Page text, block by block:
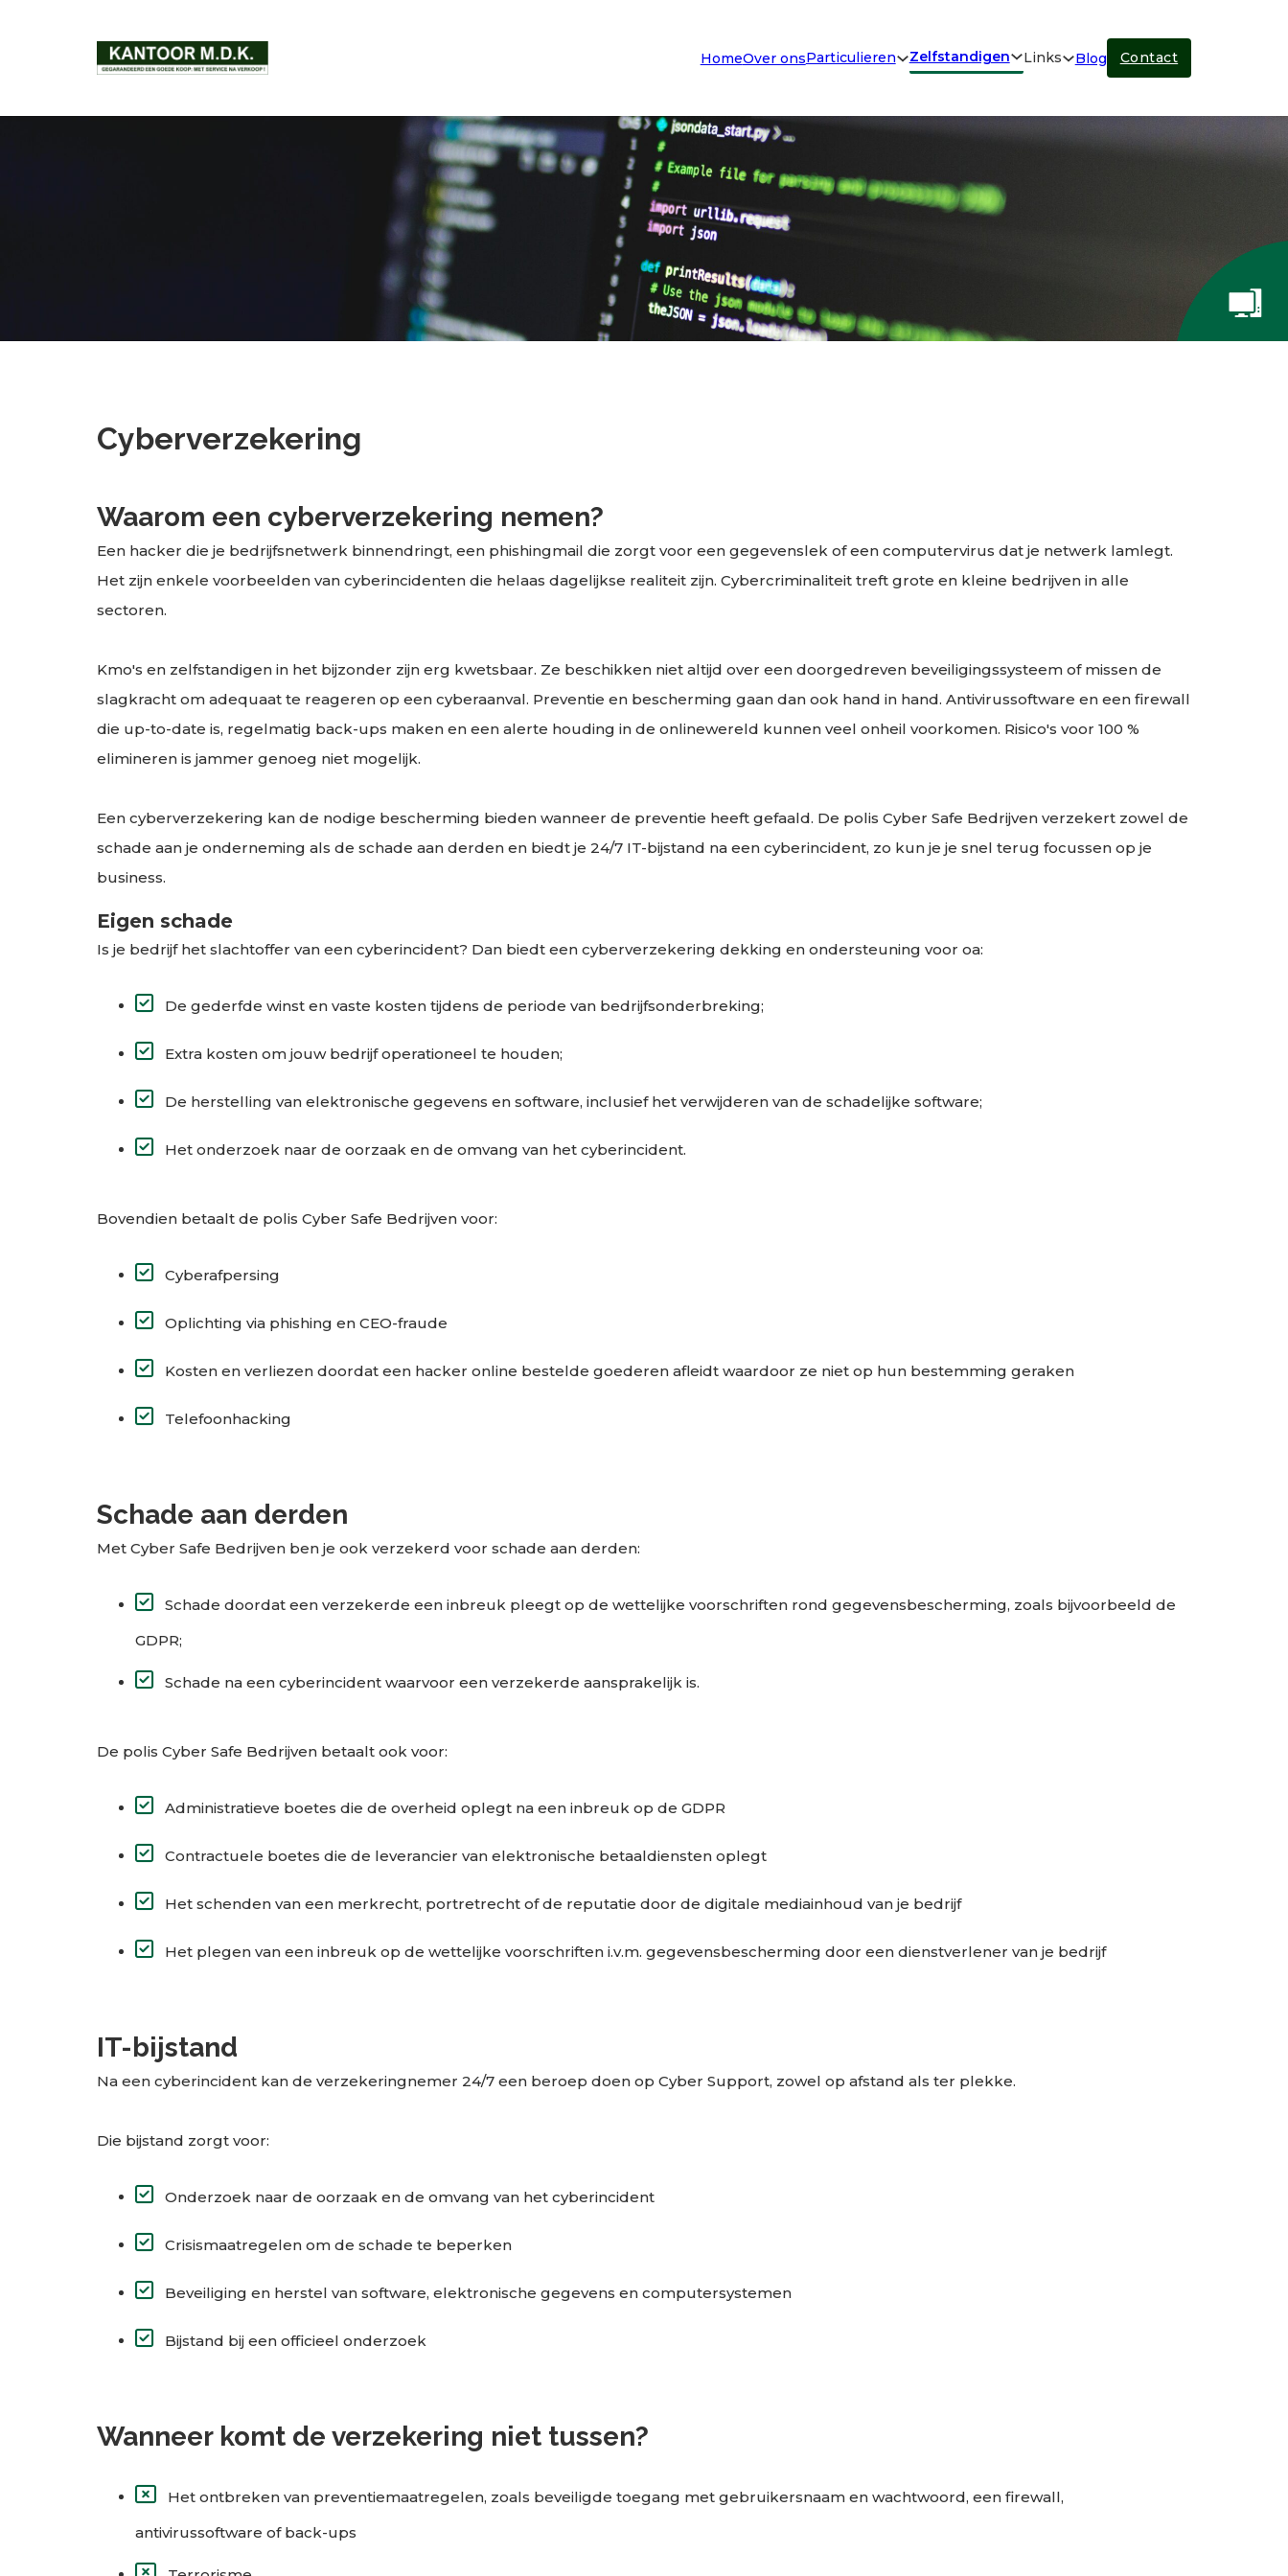
HomeOver onsParticulieren Zelfstandigen Links Blog Contact
Cyberverzekering
Waarom een cyberverzekering nemen?
Een hacker die je bedrijfsnetwerk binnendringt, een phishingmail die zorgt voor een gegevenslek of een computervirus dat je netwerk lamlegt.
Het zijn enkele voorbeelden van cyberincidenten die helaas dagelijkse realiteit zijn. Cybercriminaliteit treft grote en kleine bedrijven in alle
sectoren.
Kmo's en zelfstandigen in het bijzonder zijn erg kwetsbaar. Ze beschikken niet altijd over een doorgedreven beveiligingssysteem of missen de
slagkracht om adequaat te reageren op een cyberaanval. Preventie en bescherming gaan dan ook hand in hand. Antivirussoftware en een firewall
die up-to-date is, regelmatig back-ups maken en een alerte houding in de onlinewereld kunnen veel onheil voorkomen. Risico's voor 100 %
elimineren is jammer genoeg niet mogelijk.
Een cyberverzekering kan de nodige bescherming bieden wanneer de preventie heeft gefaald. De polis Cyber Safe Bedrijven verzekert zowel de
schade aan je onderneming als de schade aan derden en biedt je 24/7 IT-bijstand na een cyberincident, zo kun je je snel terug focussen op je
business.
Eigen schade
Is je bedrijf het slachtoffer van een cyberincident? Dan biedt een cyberverzekering dekking en ondersteuning voor oa:
De gederfde winst en vaste kosten tijdens de periode van bedrijfsonderbreking;
Extra kosten om jouw bedrijf operationeel te houden;
De herstelling van elektronische gegevens en software, inclusief het verwijderen van de schadelijke software;
Het onderzoek naar de oorzaak en de omvang van het cyberincident.
Bovendien betaalt de polis Cyber Safe Bedrijven voor:
Cyberafpersing
Oplichting via phishing en CEO-fraude
Kosten en verliezen doordat een hacker online bestelde goederen afleidt waardoor ze niet op hun bestemming geraken
Telefoonhacking
Schade aan derden
Met Cyber Safe Bedrijven ben je ook verzekerd voor schade aan derden:
Schade doordat een verzekerde een inbreuk pleegt op de wettelijke voorschriften rond gegevensbescherming, zoals bijvoorbeeld de
GDPR;
Schade na een cyberincident waarvoor een verzekerde aansprakelijk is.
De polis Cyber Safe Bedrijven betaalt ook voor:
Administratieve boetes die de overheid oplegt na een inbreuk op de GDPR
Contractuele boetes die de leverancier van elektronische betaaldiensten oplegt
Het schenden van een merkrecht, portretrecht of de reputatie door de digitale mediainhoud van je bedrijf
Het plegen van een inbreuk op de wettelijke voorschriften i.v.m. gegevensbescherming door een dienstverlener van je bedrijf
IT-bijstand
Na een cyberincident kan de verzekeringnemer 24/7 een beroep doen op Cyber Support, zowel op afstand als ter plekke.
Die bijstand zorgt voor:
Onderzoek naar de oorzaak en de omvang van het cyberincident
Crisismaatregelen om de schade te beperken
Beveiliging en herstel van software, elektronische gegevens en computersystemen
Bijstand bij een officieel onderzoek
Wanneer komt de verzekering niet tussen?
Het ontbreken van preventiemaatregelen, zoals beveiligde toegang met gebruikersnaam en wachtwoord, een firewall,
antivirussoftware of back-ups